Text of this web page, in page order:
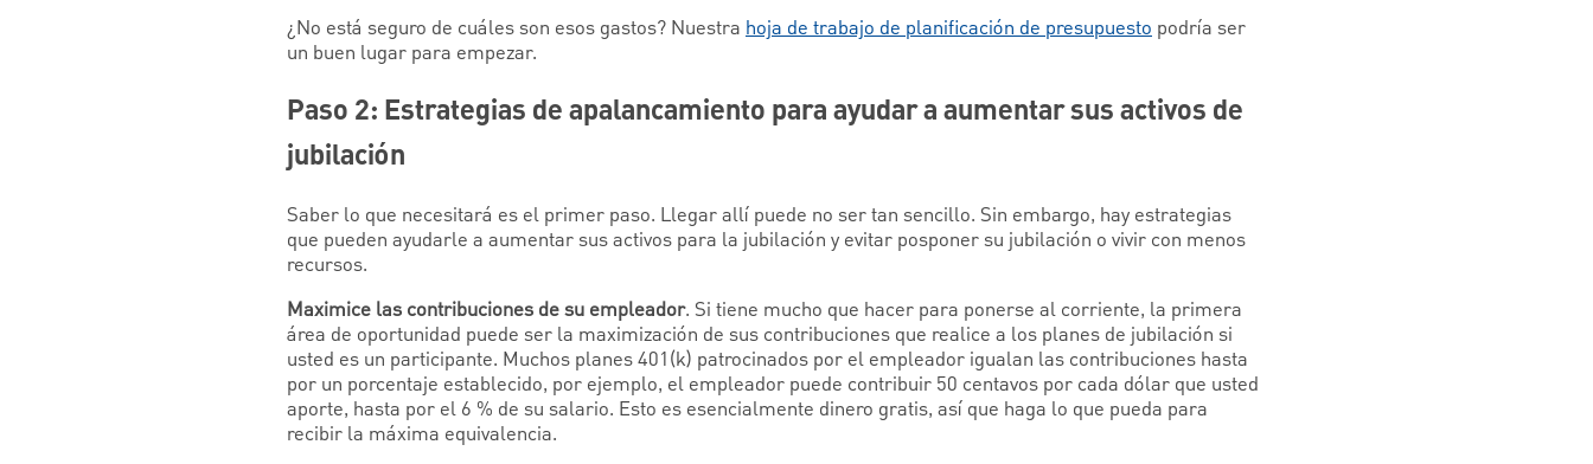
¿No está seguro de cuáles son esos gastos? Nuestra hoja de trabajo de planificación de presupuesto podría ser
un buen lugar para empezar.
Paso 2: Estrategias de apalancamiento para ayudar a aumentar sus activos de
jubilación
Saber lo que necesitará es el primer paso. Llegar allí puede no ser tan sencillo. Sin embargo, hay estrategias
que pueden ayudarle a aumentar sus activos para la jubilación y evitar posponer su jubilación o vivir con menos
recursos.
Maximice las contribuciones de su empleador. Si tiene mucho que hacer para ponerse al corriente, la primera
área de oportunidad puede ser la maximización de sus contribuciones que realice a los planes de jubilación si
usted es un participante. Muchos planes 401(k) patrocinados por el empleador igualan las contribuciones hasta
por un porcentaje establecido, por ejemplo, el empleador puede contribuir 50 centavos por cada dólar que usted
aporte, hasta por el 6 % de su salario. Esto es esencialmente dinero gratis, así que haga lo que pueda para
recibir la máxima equivalencia.